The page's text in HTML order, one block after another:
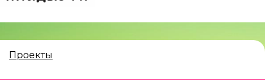
Проекты